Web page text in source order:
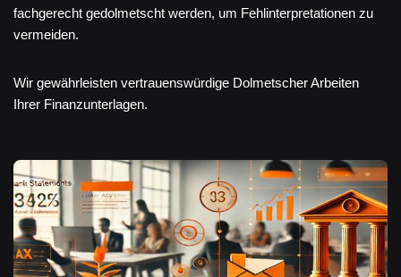
fachgerecht gedolmetscht werden, um Fehlinterpretationen zu
vermeiden.
Wir gewährleisten vertrauenswürdige Dolmetscher Arbeiten
Ihrer Finanzunterlagen.